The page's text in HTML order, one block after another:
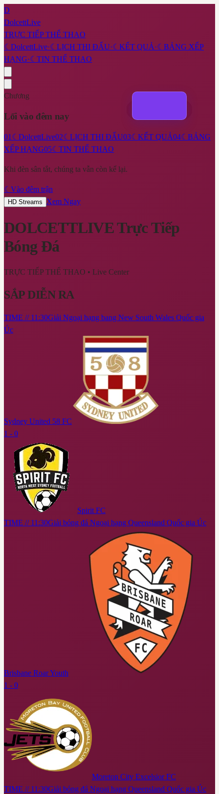
D
DolcettLive
TRỰC TIẾP THỂ THAO
☾ DolcettLive·☾ LỊCH THI ĐẤU·☾ KẾT QUẢ ·☾ BẢNG XẾP
HẠNG·☾ TIN THỂ THAO
Chương
Lối vào đêm nay
01☾ DolcettLive02☾ LỊCH THI ĐẤU03☾ KẾT QUẢ04☾ BẢNG
XẾP HẠNG05☾ TIN THỂ THAO
Khi đèn sân tắt, chúng ta vẫn còn kể lại.
☾ Vào đêm trận
HD Streams Xem Ngay
DOLCETTLIVETrực Tiếp
Bóng Đá
TRỰC TIẾP THỂ THAO • Live Center
SẮP DIỄN RA
TIME // 11:30Giải Ngoại hạng bang New South Wales Quốc gia
Úc
Sydney United 58 FC
1 - 0
Spirit FC
TIME // 11:30Giải bóng đá Ngoại hạng Queensland Quốc gia Úc
Brisbane Roar Youth
1 - 0
Moreton City Excelsior FC
TIME // 11:30Giải bóng đá Ngoại hạng Queensland Quốc gia Úc